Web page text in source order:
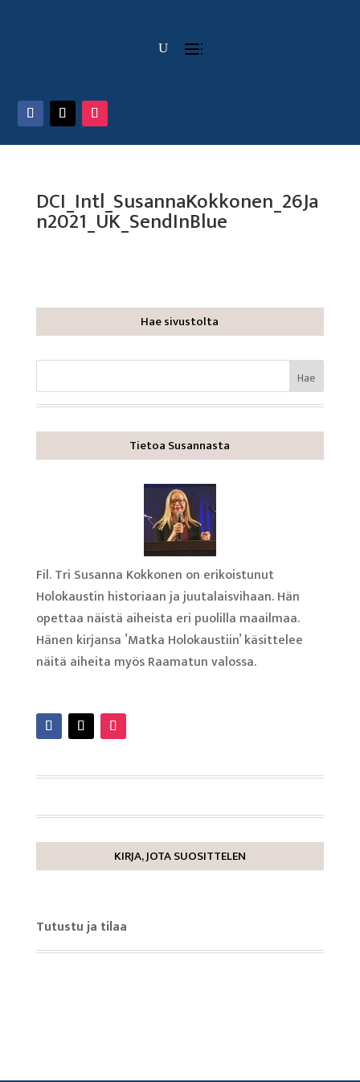
DCI_Intl_SusannaKokkonen_26Ja
n2021_UK_SendInBlue
Hae sivustolta
Tietoa Susannasta
Fil. Tri Susanna Kokkonen on erikoistunut
Holokaustin historiaan ja juutalaisvihaan. Hän
opettaa näistä aiheista eri puolilla maailmaa.
Hänen kirjansa ’Matka Holokaustiin’ käsittelee
näitä aiheita myös Raamatun valossa.
KIRJA, JOTA SUOSITTELEN
Tutustu ja tilaa